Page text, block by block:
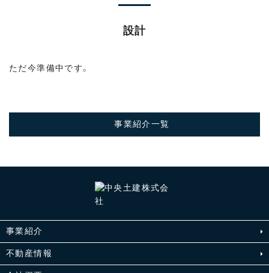
設計
ただ今準備中です。
事業紹介一覧
事業紹介
不動産情報